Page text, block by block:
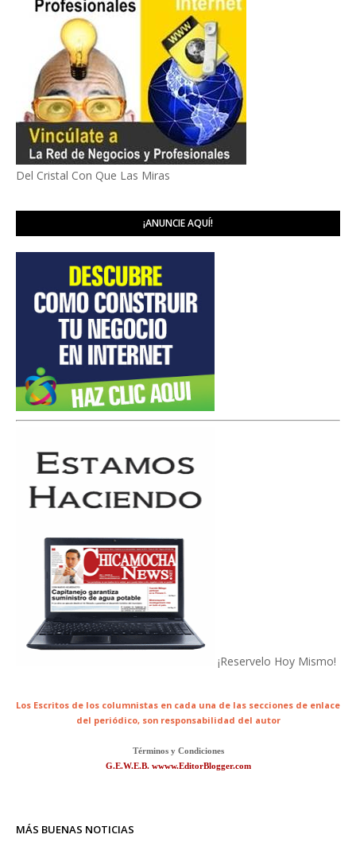
Del Cristal Con Que Las Miras
¡ANUNCIE AQUÍ!
¡Reservelo Hoy Mismo!
Los Escritos de los columnistas en cada una de las secciones de enlace
del periódico, son responsabilidad del autor
Términos y Condiciones
G.E.W.E.B. wwww.EditorBlogger.com
MÁS BUENAS NOTICIAS